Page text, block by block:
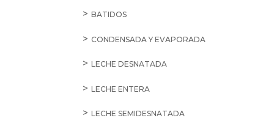
BATIDOS
CONDENSADA Y EVAPORADA
LECHE DESNATADA
LECHE ENTERA
LECHE SEMIDESNATADA